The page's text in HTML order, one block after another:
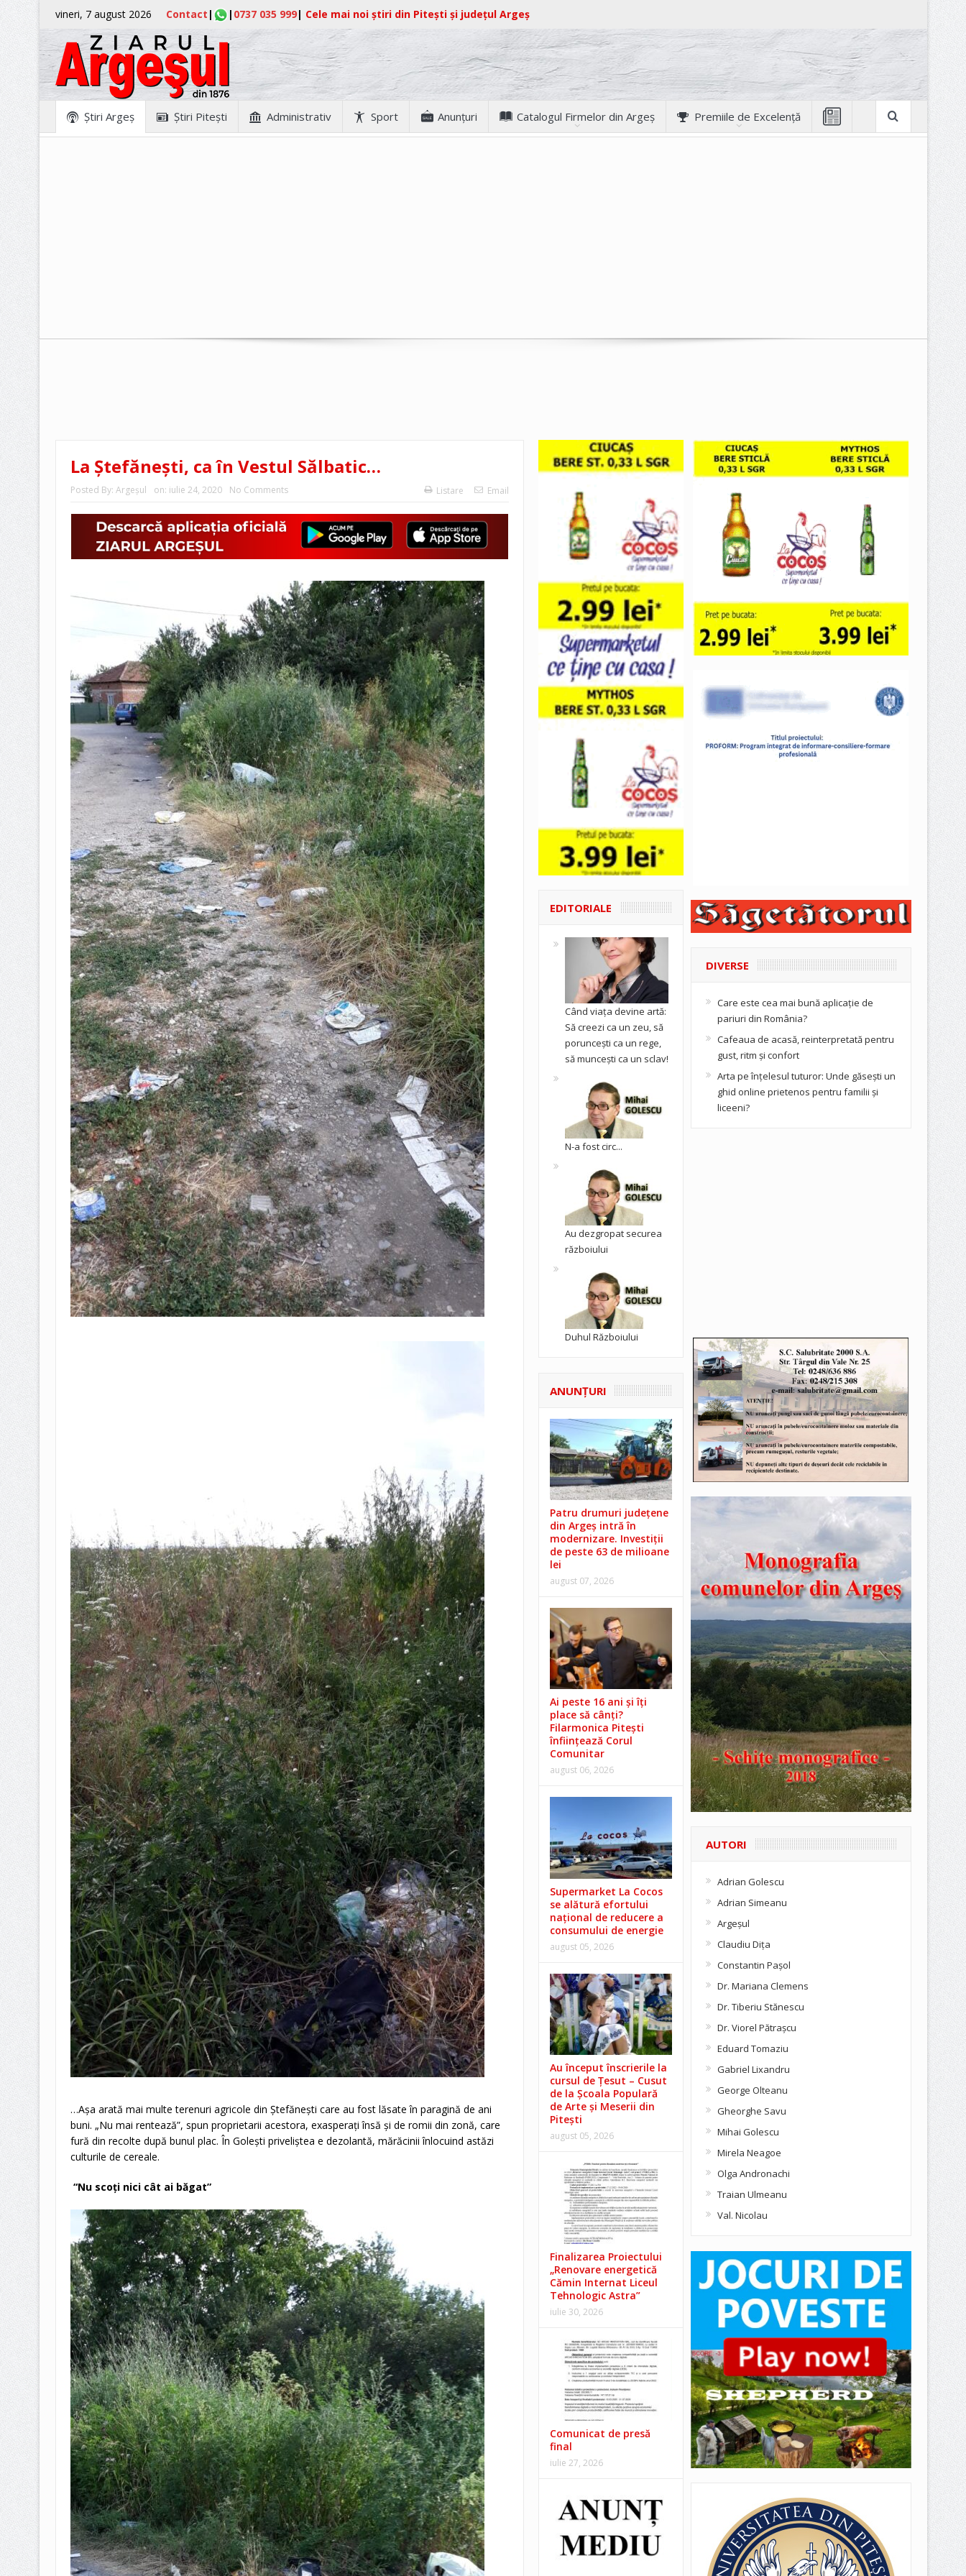
vineri, 7 august 2026 Contact | | 0737 035 999| Cele mai noi știri din Pitești și județul Argeș
Ştiri Argeş Ştiri Piteşti Administrativ Sport Anunţuri Catalogul Firmelor din Argeș Premiile de Excelență
La Ştefăneşti, ca în Vestul Sălbatic…
Posted By: Argeşul on: iulie 24, 2020 No Comments Listare Email
…Așa arată mai multe terenuri agricole din Ștefănești care au fost lăsate în paragină de ani
buni. „Nu mai rentează”, spun proprietarii acestora, exasperați însă și de romii din zonă, care
fură din recolte după bunul plac. În Golești priveliștea e dezolantă, mărăcinii înlocuind astăzi
culturile de cereale.
“Nu scoți nici cât ai băgat”
EDITORIALE
Când viața devine artă:
Să creezi ca un zeu, să
poruncești ca un rege,
să muncești ca un sclav!
N-a fost circ...
Au dezgropat securea
războiului
Duhul Războiului
ANUNŢURI
Patru drumuri județene
din Argeș intră în
modernizare. Investiții
de peste 63 de milioane
lei
august 07, 2026
Ai peste 16 ani și îți
place să cânți?
Filarmonica Pitești
înființează Corul
Comunitar
august 06, 2026
Supermarket La Cocos
se alătură efortului
național de reducere a
consumului de energie
august 05, 2026
Au început înscrierile la
cursul de Țesut – Cusut
de la Școala Populară
de Arte și Meserii din
Pitești
august 05, 2026
Finalizarea Proiectului
„Renovare energetică
Cămin Internat Liceul
Tehnologic Astra”
iulie 30, 2026
Comunicat de presă
final
iulie 27, 2026
DIVERSE
Care este cea mai bună aplicație de
pariuri din România?
Cafeaua de acasă, reinterpretată pentru
gust, ritm și confort
Arta pe înțelesul tuturor: Unde găsești un
ghid online prietenos pentru familii și
liceeni?
AUTORI
Adrian Golescu
Adrian Simeanu
Argeşul
Claudiu Diţa
Constantin Pașol
Dr. Mariana Clemens
Dr. Tiberiu Stănescu
Dr. Viorel Pătraşcu
Eduard Tomaziu
Gabriel Lixandru
George Olteanu
Gheorghe Savu
Mihai Golescu
Mirela Neagoe
Olga Andronachi
Traian Ulmeanu
Val. Nicolau